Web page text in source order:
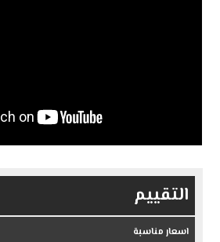
التقييم
اسعار مناسبة